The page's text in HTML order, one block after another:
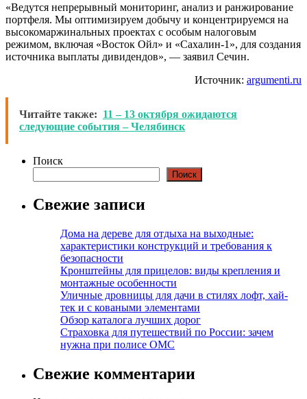
«Ведутся непрерывный мониторинг, анализ и ранжирование
портфеля. Мы оптимизируем добычу и концентрируемся на
высокомаржинальных проектах с особым налоговым
режимом, включая «Восток Ойл» и «Сахалин-1», для создания
источника выплаты дивидендов», — заявил Сечин.
Источник: argumenti.ru
Читайте также: 11 – 13 октября ожидаются
следующие события – Челябинск
Поиск
Поиск
Свежие записи
Дома на дереве для отдыха на выходные:
характеристики конструкций и требования к
безопасности
Кронштейны для прицелов: виды крепления и
монтажные особенности
Уличные дровницы для дачи в стилях лофт, хай-
тек и с коваными элементами
Обзор каталога лучших дорог
Страховка для путешествий по России: зачем
нужна при полисе ОМС
Свежие комментарии